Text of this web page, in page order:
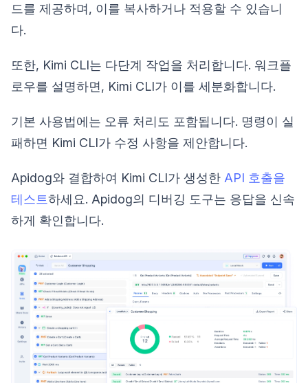
드를 제공하며, 이를 복사하거나 적용할 수 있습니
다.
또한, Kimi CLI는 다단계 작업을 처리합니다. 워크플
로우를 설명하면, Kimi CLI가 이를 세분화합니다.
기본 사용법에는 오류 처리도 포함됩니다. 명령이 실
패하면 Kimi CLI가 수정 사항을 제안합니다.
Apidog와 결합하여 Kimi CLI가 생성한 API 호출을
테스트하세요. Apidog의 디버깅 도구는 응답을 신속
하게 확인합니다.